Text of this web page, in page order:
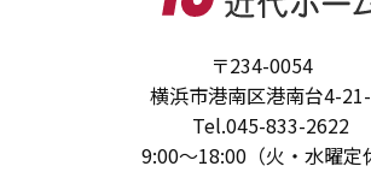
〒234-0054
横浜市港南区港南台4-
Tel.045-833-2622
9:00～18:00（火・水曜定